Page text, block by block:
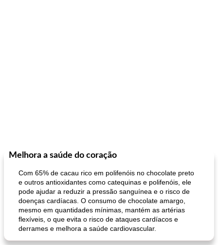
Melhora a saúde do coração
Com 65% de cacau rico em polifenóis no chocolate preto
e outros antioxidantes como catequinas e polifenóis, ele
pode ajudar a reduzir a pressão sanguínea e o risco de
doenças cardíacas. O consumo de chocolate amargo,
mesmo em quantidades mínimas, mantém as artérias
flexíveis, o que evita o risco de ataques cardíacos e
derrames e melhora a saúde cardiovascular.